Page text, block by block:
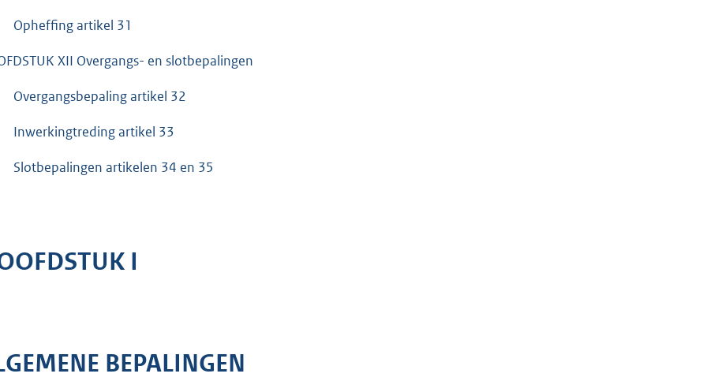
Opheffing artikel 31
XII Overgangs- en slotbepalingen
Overgangsbepaling artikel 32
Inwerkingtreding artikel 33
Slotbepalingen artikelen 34 en 35
I
BEPALINGEN